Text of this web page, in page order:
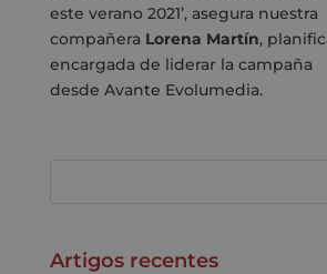
este verano 2021’, asegura nuestra
compañera Lorena Martín,
encargada de liderar la campaña
desde Avante Evolumedia.
Artigos recentes